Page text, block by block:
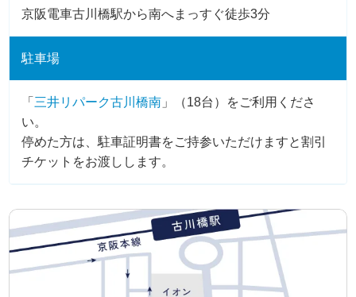
京阪電車古川橋駅から南へまっすぐ徒歩3分
駐車場
「 三井リパーク古川橋南 」（18台）をご利用くださ
い。
停めた方は、駐車証明書をご持参いただけますと割引
チケットをお渡しします。